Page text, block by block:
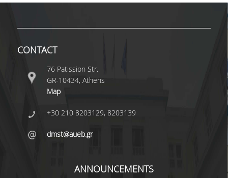
GRADUATE PROSPECTS
NEWS
DEPARTMENT NEWS
CONTACT
76 Patission Str.
GR-10434, Athens
Map
+30 210 8203129, 8203139
dmst@aueb.gr
ANNOUNCEMENTS